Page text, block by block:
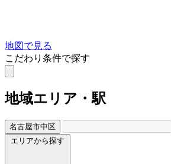
地図で見る
こだわり条件で探す
地域エリア・駅
名古屋市中区
エリアから探す